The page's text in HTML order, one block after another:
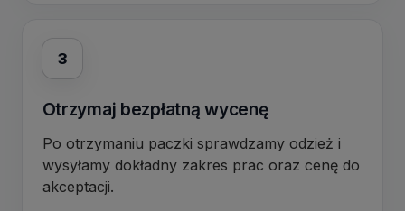
3
Otrzymaj bezpłatną wycenę
Po otrzymaniu paczki sprawdzamy odzież i
wysyłamy dokładny zakres prac oraz cenę do
akceptacji.